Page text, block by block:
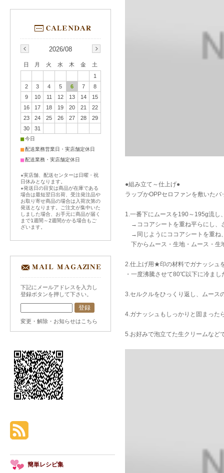
●組み立て～仕上げ●
ラップかOPPセロファンを敷いた
1.一番下にムースを190～195g流し
→ココアシートを重ね平らにし、
→同じようにココアシートを重ね
下からムース・生地・ムース・生
2.仕上げ用★印の材料でガナッシュ
・一度沸騰させて80℃以下に冷ま
3.セルクルをひっくり返し、ムー
4.ガナッシュもしっかりと固まった
5.お好みで泡立てた生クリームなど
2026/08
日 月 火 水 木 金
土
1
2
3 4 5 6 7
8
9
10 11 12 13 14
15
16
17 18 19 20 21
22
23
24 25 26 27 28
29
30
31
■今日
■配送業務営業日・実店舗定休日
■配送業務・実店舗定休日
★実店舗、配送センターは日曜・祝
日休みとなります。
★発送日の目安は商品が在庫である
場合は最短翌日出荷、受注発注品や
お取り寄せ商品の場合は入荷次第の
発送となります。ご注文が集中いた
しました場合、お手元に商品が届く
まで1週間～2週間かかる場合もご
ざいます。
下記にメールアドレスを入力し
登録ボタンを押して下さい。
変更・解除・お知らせはこちら
簡単レシピ集